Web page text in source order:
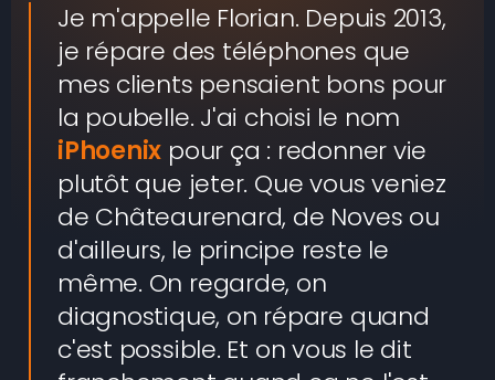
Je m'appelle Florian. Depuis 2013,
je répare des téléphones que
mes clients pensaient bons pour
la poubelle. J'ai choisi le nom
iPhoenix pour ça : redonner vie
plutôt que jeter. Que vous veniez
de Châteaurenard, de Noves ou
d'ailleurs, le principe reste le
même. On regarde, on
diagnostique, on répare quand
c'est possible. Et on vous le dit